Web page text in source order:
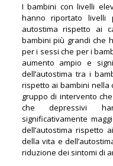
I bambini con livelli
hanno riportato
autostima rispetto ai
bambini più grandi che
per i sessi che per i
aumento ampio e
dell’autostima tra i
rispetto ai bambini nella
gruppo di intervento
che depressivi
significativamente
dell’autostima rispetto
della vita e
riduzione dei sintomi di